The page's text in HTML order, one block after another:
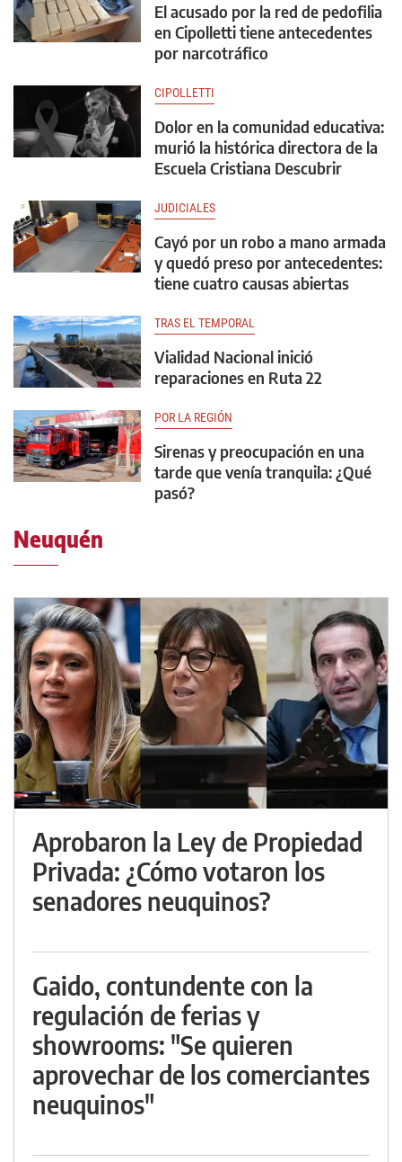
El acusado por la red de pedofilia
en Cipolletti tiene antecedentes
por narcotráfico
CIPOLLETTI
Dolor en la comunidad educativa:
murió la histórica directora de la
Escuela Cristiana Descubrir
JUDICIALES
Cayó por un robo a mano armada
y quedó preso por antecedentes:
tiene cuatro causas abiertas
TRAS EL TEMPORAL
Vialidad Nacional inició
reparaciones en Ruta 22
POR LA REGIÓN
Sirenas y preocupación en una
tarde que venía tranquila: ¿Qué
pasó?
Neuquén
Aprobaron la Ley de Propiedad
Privada: ¿Cómo votaron los
senadores neuquinos?
Gaido, contundente con la
regulación de ferias y
showrooms: "Se quieren
aprovechar de los comerciantes
neuquinos"